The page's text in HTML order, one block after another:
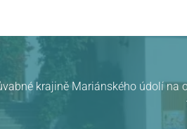
krajině Mariánského údolí